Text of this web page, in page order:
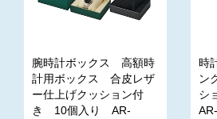
腕時計ボックス 高額時
計用ボックス 合皮レザ
ー仕上げクッション付
き 10個入り AR-
時
ン
シ